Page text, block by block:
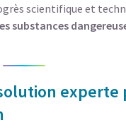
scientifique et
substances
experte